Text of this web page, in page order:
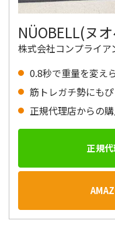
NÜOBELL(ヌ
株式会社コンプライア
0.8秒で重量を変え
筋トレガチ勢にも
正規代理店からの
正規